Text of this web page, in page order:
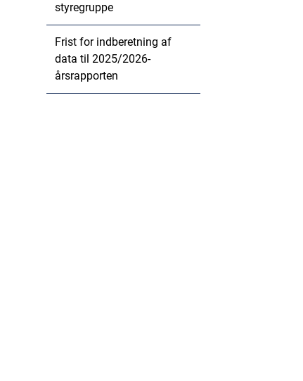
styregruppe
Frist for indberetning af
data til 2025/2026-
årsrapporten